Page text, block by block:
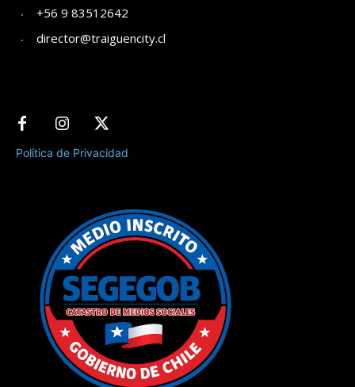
+56 9 83512642
director@traiguencity.cl
Política de Privacidad